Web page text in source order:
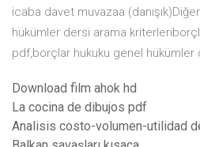
icaba davet muvazaa
hükümler dersi arama
pdf,borçlar hukuku genel hükümler
Download film ahok hd
La cocina de dibujos pdf
Analisis costo-volumen-utilidad